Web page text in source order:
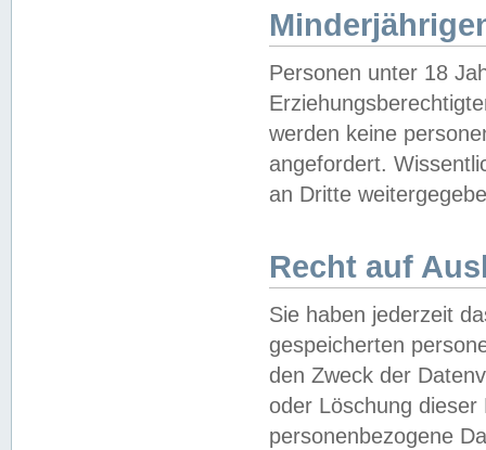
Personen unter 18
werden keine
angefordert.
an Dritte
Recht auf
Sie haben jederzeit
gespeicherten
den Zweck der
oder Löschung
personenbezogene